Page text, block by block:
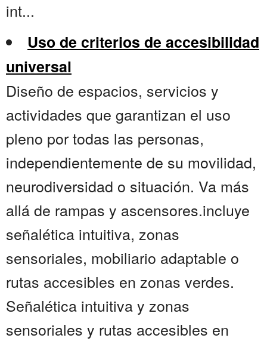
int...
Uso de criterios de accesibilidad
universal
Diseño de espacios, servicios y
actividades que garantizan el uso
pleno por todas las personas,
independientemente de su movilidad,
neurodiversidad o situación. Va más
allá de rampas y ascensores.incluye
señalética intuitiva, zonas
sensoriales, mobiliario adaptable o
rutas accesibles en zonas verdes.
Señalética intuitiva y zonas
sensoriales y rutas accesibles en